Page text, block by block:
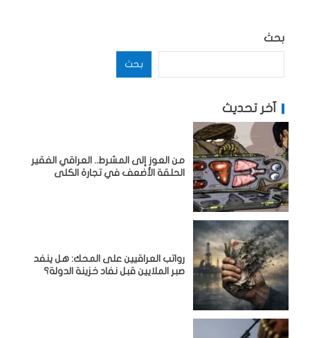
بحث
بحث
آخر تحديث
من العوز إلى المشرط.. العراقي الفقير
الحلقة الأضعف في تجارة الكلى
رواتب العراقيين على المحك: هل ينفد
صبر الملايين قبل نفاد خزينة الدولة؟